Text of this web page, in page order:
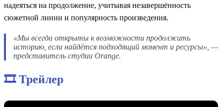
надеяться на продолжение, учитывая незавершённость
сюжетной линии и популярность произведения.
«Мы всегда открыты к возможности продолжить
историю, если найдётся подходящий момент и ресурсы», —
представитель студии Orange.
🎞️ Трейлер